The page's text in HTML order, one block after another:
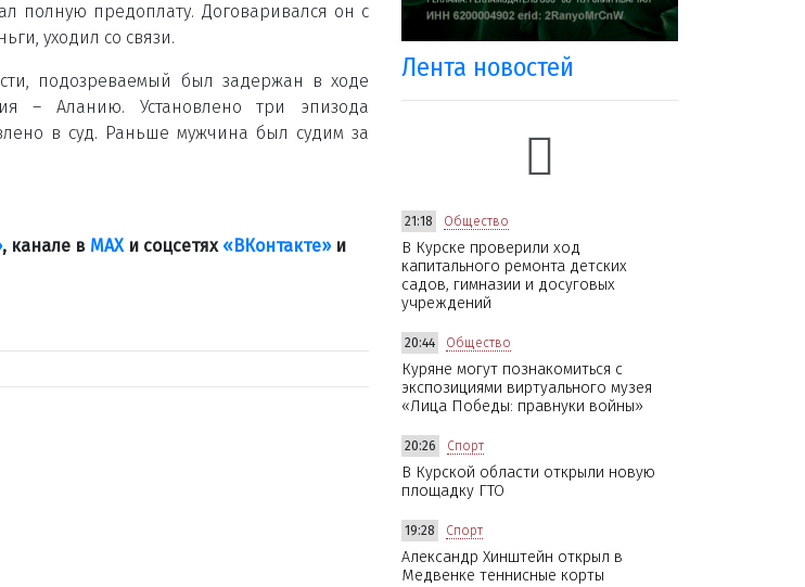
полную предоплату. Договаривался он с
уходил со связи.
подозреваемый был задержан в ходе
– Аланию. Установлено три эпизода
в суд. Раньше мужчина был судим за
, канале в МАХи соцсетях «ВКонтакте»и
Лента новостей
21:18 Общество
В Курске проверили ход
капитального ремонта детских
садов, гимназии и досуговых
учреждений
20:44 Общество
Куряне могут познакомиться с
экспозициями виртуального музея
«Лица Победы: правнуки войны»
20:26 Спорт
В Курской области открыли новую
площадку ГТО
19:28 Спорт
Александр Хинштейн открыл в
Медвенке теннисные корты